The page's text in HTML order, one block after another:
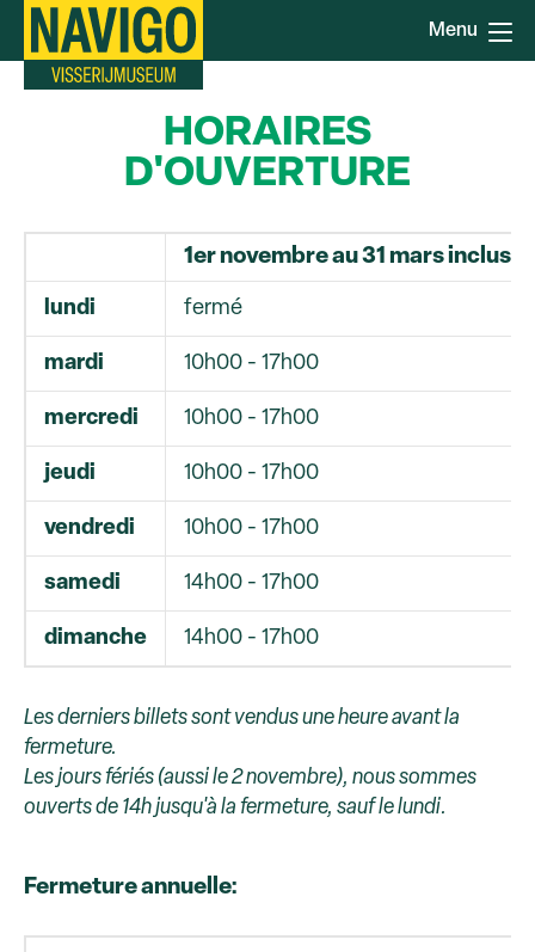
Aller
contenu
Menu
HORAIRES
D'OUVERTURE
1er novembre au 31 mars inclus
lundi fermé
mardi 10h00 - 17h00
mercredi 10h00 - 17h00
jeudi 10h00 - 17h00
vendredi 10h00 - 17h00
samedi 14h00 - 17h00
dimanche 14h00 - 17h00
Les derniers billets sont vendus une heure avant la
fermeture.
Les jours fériés (aussi le 2 novembre), nous sommes
ouverts de 14h jusqu'à la fermeture, sauf le lundi.
Fermeture annuelle: